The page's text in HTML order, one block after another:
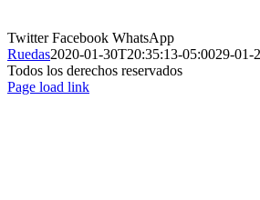
TwitterFacebook WhatsApp
Ruedas2020-01-30T20:35:13-05:0029-01-
Todos los derechos reservados
Page load link